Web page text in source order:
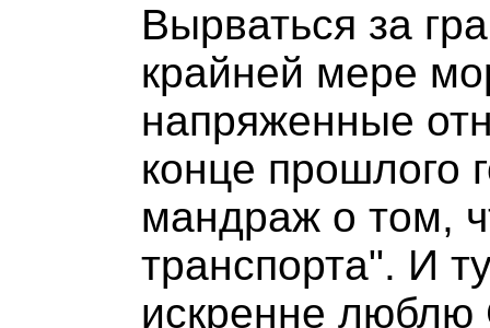
Вырваться за
крайней мере
напряженные
конце прошлого
мандраж о том,
транспорта". И
искренне